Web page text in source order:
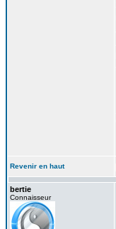
Revenir en haut
bertie
Connaisseur